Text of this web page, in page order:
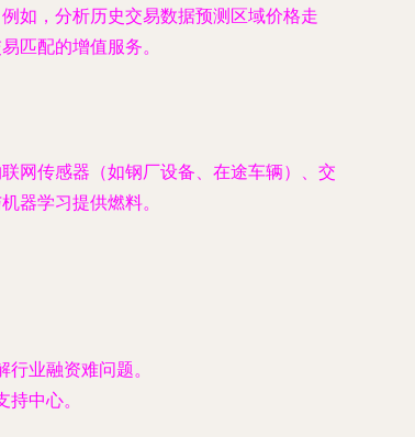
如，分析历史交易数据预测区域价格走
匹配的增值服务。
网传感器（如钢厂设备、在途车辆）、交
器学习提供燃料。
业融资难问题。
中心。